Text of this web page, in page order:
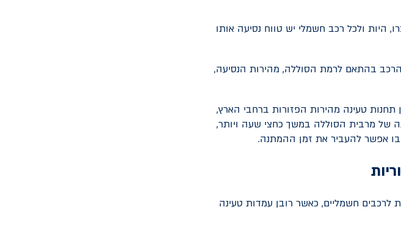
היות ולכל רכב חשמלי יש טווח נסיעה אותו
הרכב בהתאם לרמת הסוללה, מהירות הנסיעה,
טעינה מהירות הפזורות ברחבי הארץ,
של מרבית הסוללה במשך כחצי שעה ויותר,
בו אפשר להעביר את זמן ההמתנה.
טעינה ציבוריות לרכבים חשמליים, כאשר רובן עמדות טעינה